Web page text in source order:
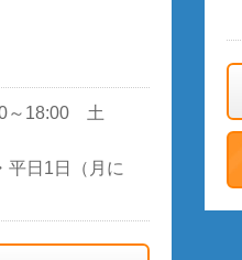
～18:00 土
平日1日（月に